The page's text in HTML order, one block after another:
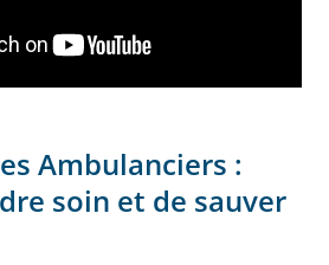
Ambulanciers :
soin et de sauver